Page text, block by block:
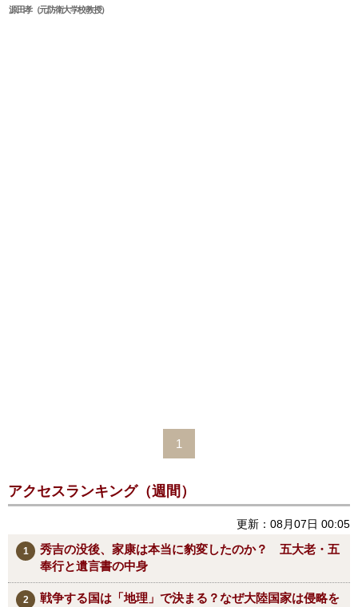
源田孝（元防衛大学校教授）
1
アクセスランキング（週間）
更新：08月07日 00:05
秀吉の没後、家康は本当に豹変したのか？ 五大老・五
奉行と遺言書の中身
戦争する国は「地理」で決まる？なぜ大陸国家は侵略を